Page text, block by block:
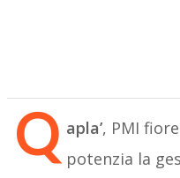
Q apla’, PMI
potenzia la